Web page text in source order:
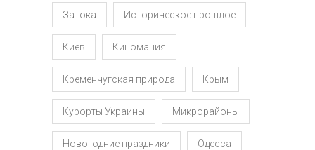
Затока Историческое прошлое
Киев Киномания
Кременчугская природа Крым
Курорты Украины Микрорайоны
Новогодние праздники Одесса